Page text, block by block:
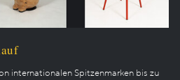
internationalen Spitzenmarken bis zu